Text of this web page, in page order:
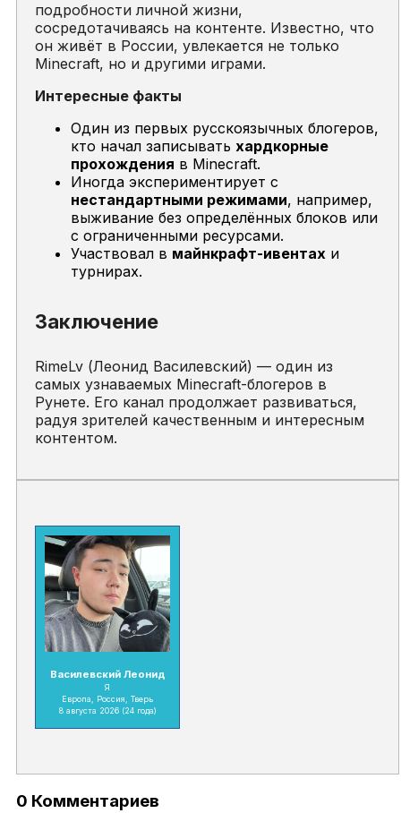
подробности личной жизни,
сосредотачиваясь на контенте. Известно, что
он живёт в России, увлекается не только
Minecraft, но и другими играми.
Интересные факты
Один из первых русскоязычных блогеров,
кто начал записывать хардкорные
прохождения в Minecraft.
Иногда экспериментирует с
нестандартными режимами, например,
выживание без определённых блоков или
с ограниченными ресурсами.
Участвовал в майнкрафт-ивентах и
турнирах.
Заключение
RimeLv (Леонид Василевский) — один из
самых узнаваемых Minecraft-блогеров в
Рунете. Его канал продолжает развиваться,
радуя зрителей качественным и интересным
контентом.
Василевский Леонид
Я
Европа, Россия, Тверь
8 августа 2026 (24 года)
0 Комментариев